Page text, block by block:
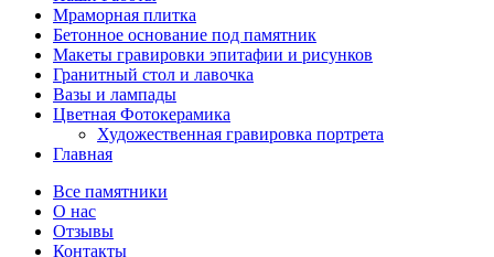
Мраморная плитка
Бетонное основание под памятник
Макеты гравировки эпитафии и рисунков
Гранитный стол и лавочка
Вазы и лампады
Цветная Фотокерамика
Художественная гравировка портрета
Главная
Все памятники
О нас
Отзывы
Контакты